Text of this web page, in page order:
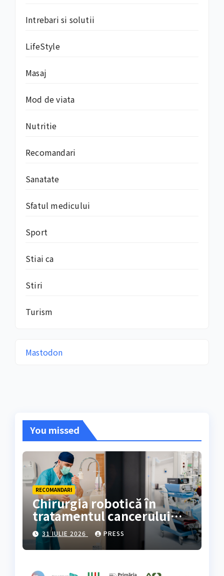
Intrebari si solutii
LifeStyle
Masaj
Mod de viata
Nutritie
Recomandari
Sanatate
Sfatul medicului
Sport
Stiai ca
Stiri
Turism
Mastodon
You missed
RECOMANDARI
Chirurgia robotică în
tratamentul cancerului
colorectal
31 IULIE 2026 PRESS